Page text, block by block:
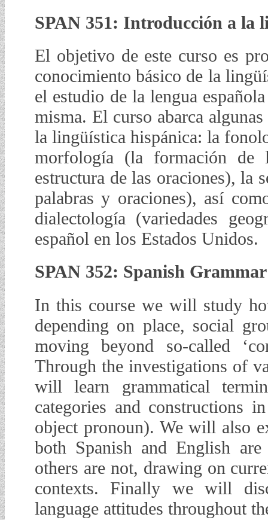
SPAN 351: Introducción a la
El objetivo de este curso es
conocimiento básico de la
el estudio de la lengua
misma. El curso abarca
la lingüística hispánica: la
morfología (la formación de
estructura de las oraciones), la
palabras y oraciones), así
dialectología (variedades
español en los Estados Unidos.
SPAN 352: Spanish
In this course we will study
depending on place, social
moving beyond so-called
Through the investigations of
will learn grammatical
categories and constructions
object pronoun). We will also
both Spanish and English
others are not, drawing on
contexts. Finally we will
language attitudes throughout